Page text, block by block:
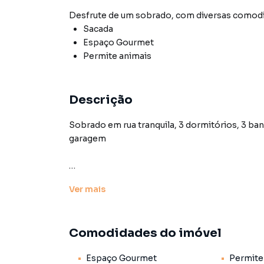
Desfrute de um sobrado, com diversas
Sacada
Espaço Gourmet
Permite animais
Descrição
Sobrado em rua tranquila, 3 dormitórios, 3
garagem
que procurava ou deseja mais informações
A Lares e Andares Imóveis tem mais opções
construção ou lançamentos na planta em Vila
Ver mais
Comodidades do imóvel
Espaço Gourmet